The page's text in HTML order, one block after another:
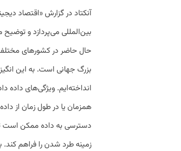
بین‌المللی می‌پردازد و
حال حاضر در کشورهای مختلف
بزرگ جهانی است. به این
انداخته‌ایم. ویژگی‌های داده
همزمان یا در طول زمان از
دسترسی به داده ممکن است
زمینه طرد شدن را فراهم